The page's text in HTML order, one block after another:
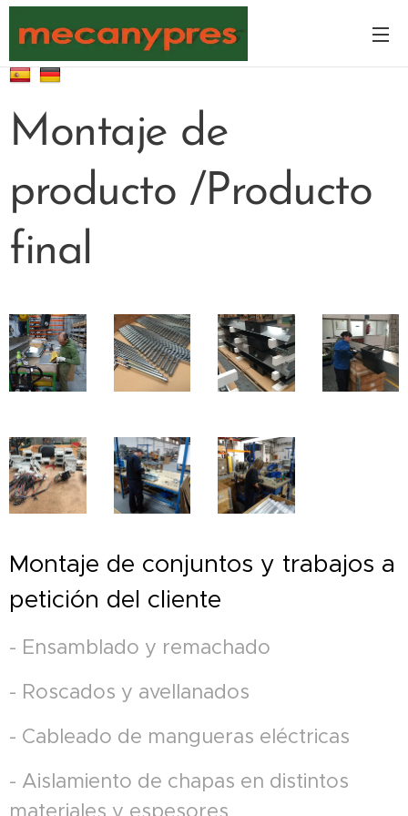
Montaje de
producto /Producto
final
Montaje de conjuntos y trabajos a
petición del cliente
- Ensamblado y remachado
- Roscados y avellanados
- Cableado de mangueras eléctricas
- Aislamiento de chapas en distintos
materiales y espesores